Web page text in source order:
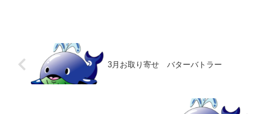
3月お取り寄せ バターバトラー